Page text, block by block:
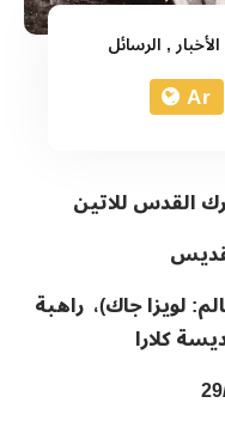
الأخبار, الرسائل
Ar
القدس للاتين
لويزا جاك)، راهبة
كلارا